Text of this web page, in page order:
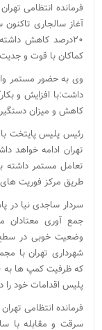
فرمانده انتظامی
۲۰درصد کاهش
کماکان با قوت و
وی به حضور مستمر
داشت:با افزایش و
کاهش و میزان
رئیس پلیس پایتخت
تهران ادامه خواهد
طریق مرکز فوریت
سردار ساجدی نیا در
جمع آوری معتادان
وضعیت خوبی در
شهرداری تهران با
پلیس اقدامات خود را
فرمانده انتظامی
سرقت و مقابله با